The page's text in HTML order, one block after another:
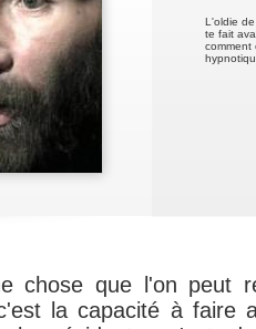
L'oldie
te fait
comment
chose que l'on peut
la capacité à faire